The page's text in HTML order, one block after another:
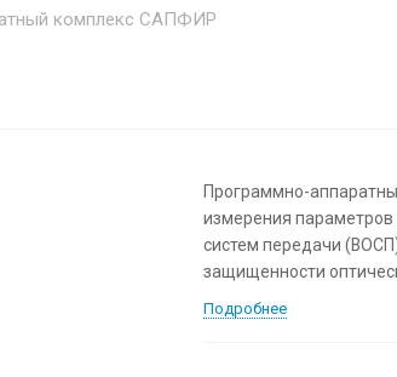
комплекс САПФИР
Программно-
измерения параметров
систем передачи
защищенности
Подробнее